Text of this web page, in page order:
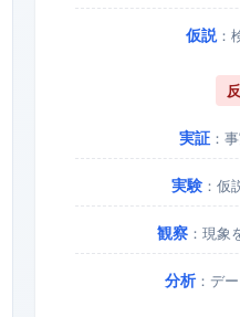
仮説：
実証：
実験 ：仮
観察 ：現象
分析：デ